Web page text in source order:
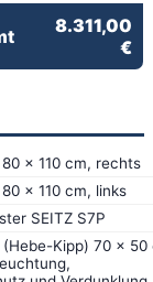
8.311,00
€
x 110 cm, rechts
x 110 cm, links
SEITZ S7P
(Hebe-Kipp) 70 x 50